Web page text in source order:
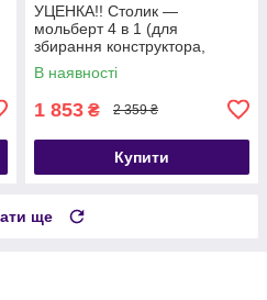
УЦЕНКА!! Столик —
мольберт 4 в 1 (для
збирання конструктора,
малювання, книжкова
полиця) арт. S 075
В наявності
1 853 ₴ 2 359 ₴
Купити
ще